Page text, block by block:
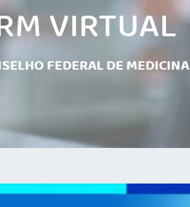
VIRTUAL
FEDERAL DE MEDICINA